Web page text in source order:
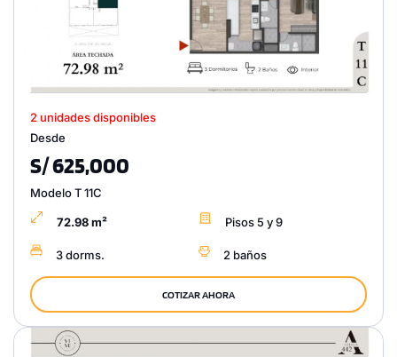
2 unidades disponibles
Desde
S/ 625,000
Modelo T 11C
72.98 m² Pisos 5 y 9
3 dorms. 2 baños
COTIZAR AHORA